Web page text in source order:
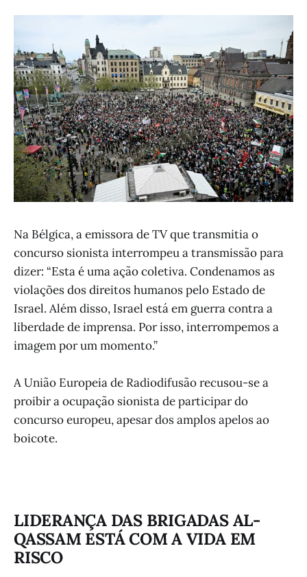
Na Bélgica, a emissora de TV que transmitia o
concurso sionista interrompeu a transmissão para
dizer: “Esta é uma ação coletiva. Condenamos as
violações dos direitos humanos pelo Estado de
Israel. Além disso, Israel está em guerra contra a
liberdade de imprensa. Por isso, interrompemos a
imagem por um momento.”
A União Europeia de Radiodifusão recusou-se a
proibir a ocupação sionista de participar do
concurso europeu, apesar dos amplos apelos ao
boicote.
LIDERANÇA DAS BRIGADAS AL-
QASSAM ESTÁ COM A VIDA EM
RISCO